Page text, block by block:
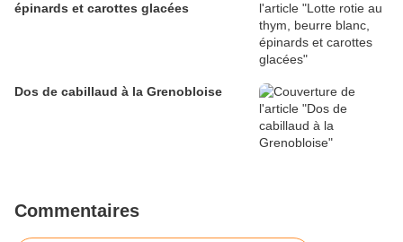
épinards et carottes glacées
Dos de cabillaud à la Grenobloise
Commentaires